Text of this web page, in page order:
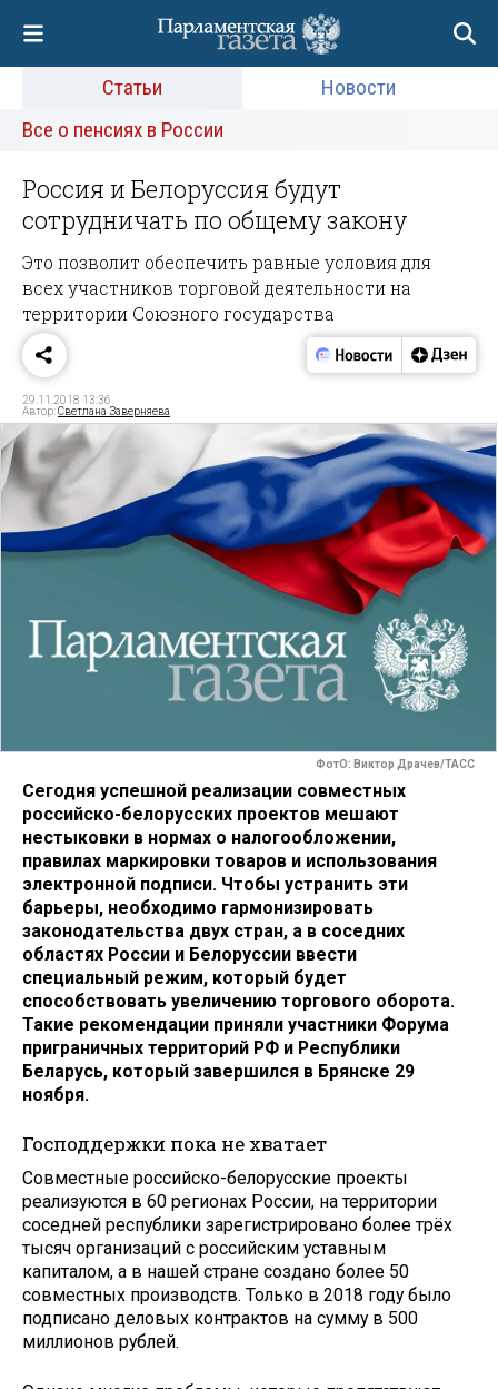
Статьи
Новости
Все о пенсиях в России
Россия и Белоруссия будут
сотрудничать по общему закону
Это позволит обеспечить равные условия для
всех участников торговой деятельности на
территории Союзного государства
29.11.2018 13:36
Автор:Светлана Заверняева
ФотО: Виктор Драчев/ТАСС
Сегодня успешной реализации совместных
российско-белорусских проектов мешают
нестыковки в нормах о налогообложении,
правилах маркировки товаров и использования
электронной подписи. Чтобы устранить эти
барьеры, необходимо гармонизировать
законодательства двух стран, а в соседних
областях России и Белоруссии ввести
специальный режим, который будет
способствовать увеличению торгового оборота.
Такие рекомендации приняли участники Форума
приграничных территорий РФ и Республики
Беларусь, который завершился в Брянске 29
ноября.
Господдержки пока не хватает
Совместные российско-белорусские проекты
реализуются в 60 регионах России, на территории
соседней республики зарегистрировано более трёх
тысяч организаций с российским уставным
капиталом, а в нашей стране создано более 50
совместных производств. Только в 2018 году было
подписано деловых контрактов на сумму в 500
миллионов рублей.